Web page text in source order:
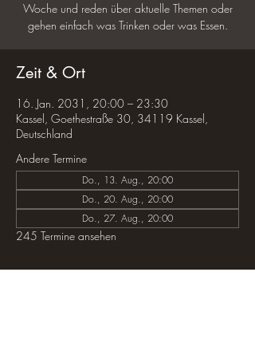
Woche und reden über aktuelle Themen oder
gehen einfach was Trinken oder was Essen.
Zeit & Ort
16. Jan. 2031, 20:00 – 23:30
Kassel, Goethestraße 30, 34119 Kassel,
Deutschland
Andere Termine
Do., 13. Aug., 20:00
Do., 20. Aug., 20:00
Do., 27. Aug., 20:00
245 Termine ansehen